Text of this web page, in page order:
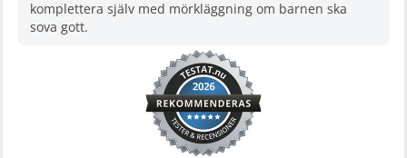
komplettera själv med mörkläggning om barnen ska
sova gott.